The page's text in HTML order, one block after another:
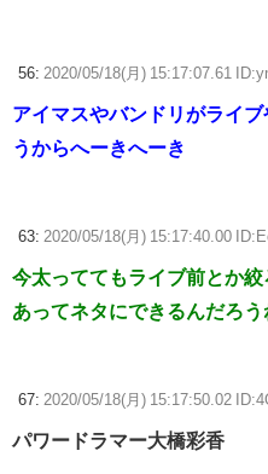
56: 2020/05/18(月) 15:17:07.61
アイマスやバンドリがライ
うからへーきへーき
63: 2020/05/18(月) 15:17:40.00
今太っててもライブ前とか
あってネタにできるんだろう
67: 2020/05/18(月) 15:17:50.02
パワードラマー大橋彩香